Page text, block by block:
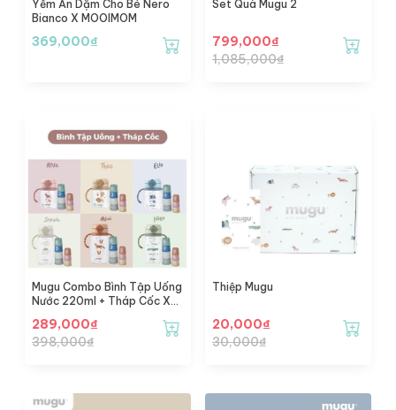
Yếm Ăn Dặm Cho Bé Nero
Bianco X MOOIMOM
369,000₫
Set Quà Mugu 2
799,000₫
1,085,000₫
Mugu Combo Bình Tập Uống
Nước 220ml + Tháp Cốc Xếp
289,000₫
398,000₫
Thiệp Mugu
20,000₫
30,000₫